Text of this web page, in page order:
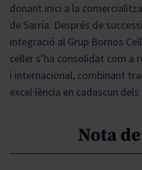
donant inici a la
de Sarría. Després de
integració al Grup Bornos
celler s’ha consolidat com a
i internacional, combinant
excel·lència en cadascun dels
Nota